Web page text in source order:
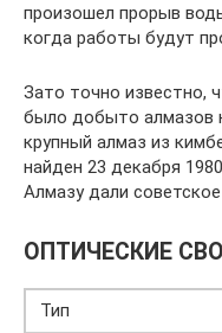
произошел прорыв
когда работы будут
Зато точно известно,
было добыто алмазов
крупный алмаз из
найден 23 декабря
Алмазу дали
ОПТИЧЕСКИЕ
Тип